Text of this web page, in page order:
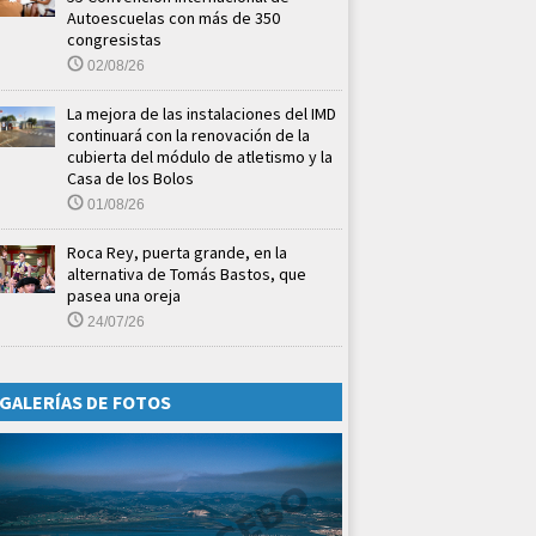
Autoescuelas con más de 350
congresistas
02/08/26
La mejora de las instalaciones del IMD
continuará con la renovación de la
cubierta del módulo de atletismo y la
Casa de los Bolos
01/08/26
Roca Rey, puerta grande, en la
alternativa de Tomás Bastos, que
pasea una oreja
24/07/26
GALERÍAS DE FOTOS